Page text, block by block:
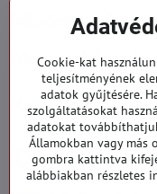
Minden a
Megrendelések
Kategóriák
919 060 751
Hétfő - Péntek: 09:00
Cookie-kat
teljesítményének
adatok gyűjtésére.
szolgáltatásokat
adatokat
Államokban vagy más
gombra kattintva
alábbiakban részletes